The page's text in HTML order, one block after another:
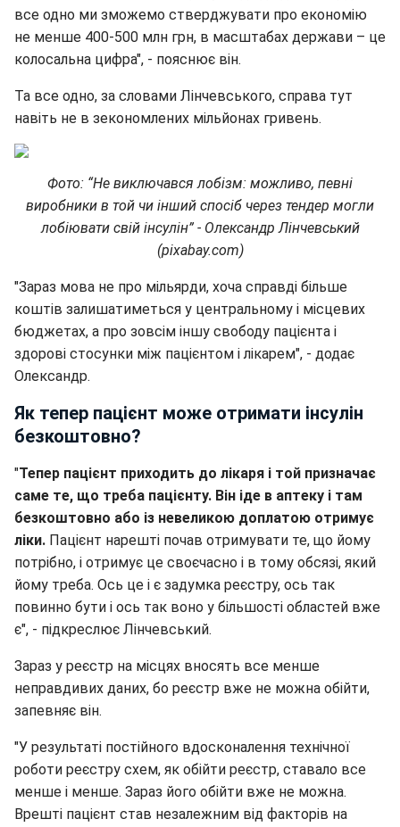
все одно ми зможемо стверджувати про економію
не менше 400-500 млн грн, в масштабах держави – це
колосальна цифра", - пояснює він.
Та все одно, за словами Лінчевського, справа тут
навіть не в зекономлених мільйонах гривень.
Фото: “Не виключався лобізм: можливо, певні
виробники в той чи інший спосіб через тендер могли
лобіювати свій інсулін” - Олександр Лінчевський
(pixabay.com)
"Зараз мова не про мільярди, хоча справді більше
коштів залишатиметься у центральному і місцевих
бюджетах, а про зовсім іншу свободу пацієнта і
здорові стосунки між пацієнтом і лікарем", - додає
Олександр.
Як тепер пацієнт може отримати інсулін
безкоштовно?
"Тепер пацієнт приходить до лікаря і той призначає
саме те, що треба пацієнту. Він іде в аптеку і там
безкоштовно або із невеликою доплатою отримує
ліки. Пацієнт нарешті почав отримувати те, що йому
потрібно, і отримує це своєчасно і в тому обсязі, який
йому треба. Ось це і є задумка реєстру, ось так
повинно бути і ось так воно у більшості областей вже
є", - підкреслює Лінчевський.
Зараз у реєстр на місцях вносять все менше
неправдивих даних, бо реєстр вже не можна обійти,
запевняє він.
"У результаті постійного вдосконалення технічної
роботи реєстру схем, як обійти реєстр, ставало все
менше і менше. Зараз його обійти вже не можна.
Врешті пацієнт став незалежним від факторів на